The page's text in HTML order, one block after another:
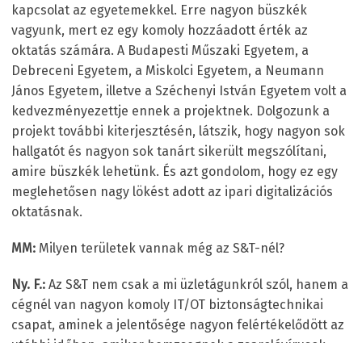
kapcsolat az egyetemekkel. Erre nagyon büszkék
vagyunk, mert ez egy komoly hozzáadott érték az
oktatás számára. A Budapesti Műszaki Egyetem, a
Debreceni Egyetem, a Miskolci Egyetem, a Neumann
János Egyetem, illetve a Széchenyi István Egyetem volt a
kedvezményezettje ennek a projektnek. Dolgozunk a
projekt további kiterjesztésén, látszik, hogy nagyon sok
hallgatót és nagyon sok tanárt sikerült megszólítani,
amire büszkék lehetünk. És azt gondolom, hogy ez egy
meglehetősen nagy lökést adott az ipari digitalizációs
oktatásnak.
MM: Milyen területek vannak még az S&T-nél?
Ny. F.: Az S&T nem csak a mi üzletágunkról szól, hanem a
cégnél van nagyon komoly IT/OT biztonságtechnikai
csapat, aminek a jelentősége nagyon felértékelődött az